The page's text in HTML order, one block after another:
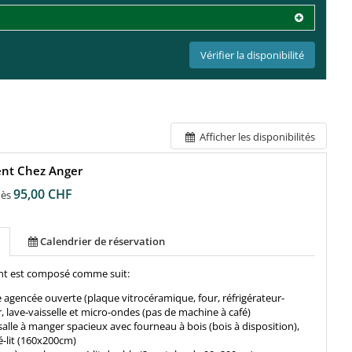
Vérifier la disponibilité
Afficher les disponibilités
Chez Anger
95,00 CHF
Calendrier de réservation
est composé comme suit:
agencée ouverte (plaque vitrocéramique, four, réfrigérateur-
lave-vaisselle et micro-ondes (pas de machine à café)
à manger spacieux avec fourneau à bois (bois à disposition),
lit (160x200cm)